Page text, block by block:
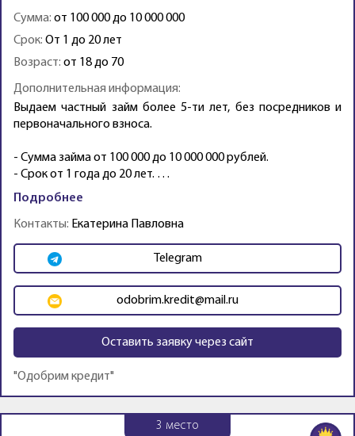
Сумма: от 100 000 до 10 000 000
Срок: От 1 до 20 лет
Возраст: от 18 до 70
Дополнительная информация:
Выдаем частный займ более 5-ти лет, без посредников и
первоначального взноса.
- Сумма займа от 100 000 до 10 000 000 рублей.
- Срок от 1 года до 20 лет. …
Подробнее
Контакты: Екатерина Павловна
Telegram
odobrim.kredit@mail.ru
Оставить заявку через сайт
"Одобрим кредит"
3 место